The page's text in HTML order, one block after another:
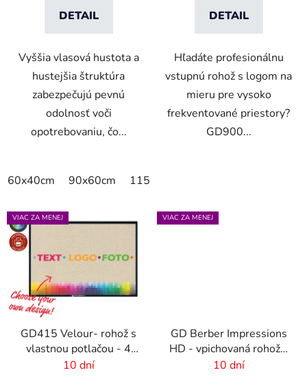
DETAIL
Vyššia vlasová hustota a
hustejšia štruktúra
zabezpečujú pevnú
odolnosť voči
opotrebovaniu, čo...
60x40cm 90x60cm 115x115cm
DETAIL
Hľadáte profesionálnu
vstupnú rohož s logom na
mieru pre vysoko
frekventované priestory?
GD900...
VIAC ZA MENEJ
GD415 Velour- rohož s
vlastnou potlačou - 4
mm vlas
10 dní
VIAC ZA MENEJ
GD Berber Impressions
HD - vpichovaná rohož s
logom
10 dní